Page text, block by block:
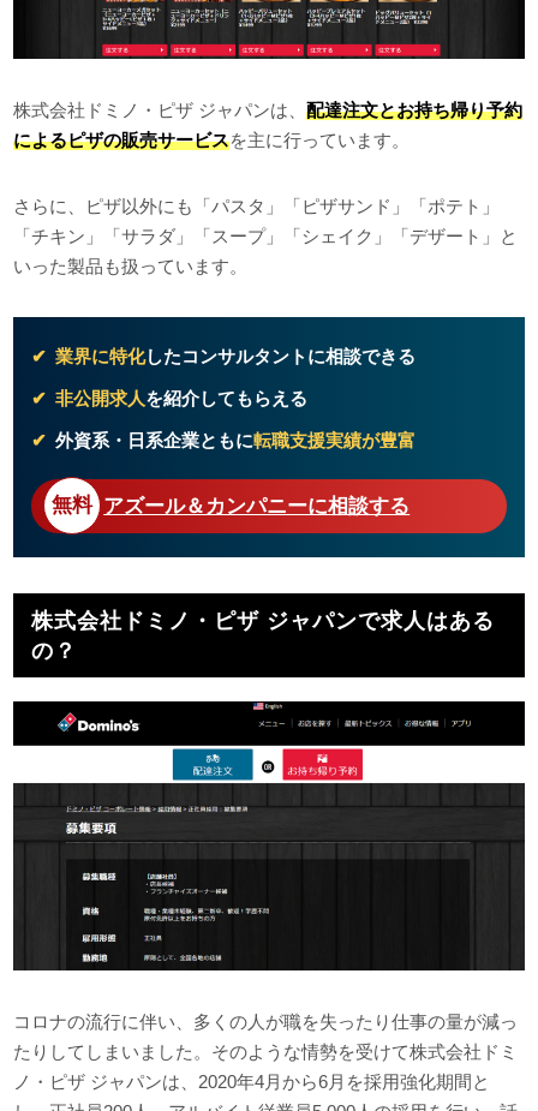
株式会社ドミノ・ピザ ジャパンは、配達注文とお持ち帰り予約
によるピザの販売サービスを主に行っています。
さらに、ピザ以外にも「パスタ」「ピザサンド」「ポテト」
「チキン」「サラダ」「スープ」「シェイク」「デザート」と
いった製品も扱っています。
業界に特化したコンサルタントに相談できる
非公開求人を紹介してもらえる
外資系・日系企業ともに転職支援実績が豊富
アズール＆カンパニーに相談する
株式会社ドミノ・ピザ ジャパンで求人はある
の？
コロナの流行に伴い、多くの人が職を失ったり仕事の量が減っ
たりしてしまいました。そのような情勢を受けて株式会社ドミ
ノ・ピザ ジャパンは、2020年4月から6月を採用強化期間と